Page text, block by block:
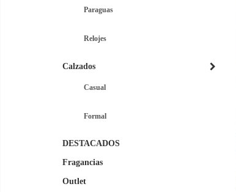
Paraguas
Relojes
Calzados
Casual
Formal
DESTACADOS
Fragancias
Outlet